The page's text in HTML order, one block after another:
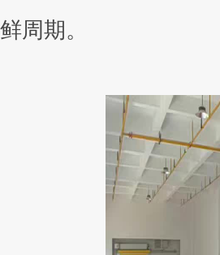
鲜周期。